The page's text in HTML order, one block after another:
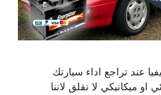
عند تراجع اداء سيارتك
ميكانيكي لا تقلق لاننا